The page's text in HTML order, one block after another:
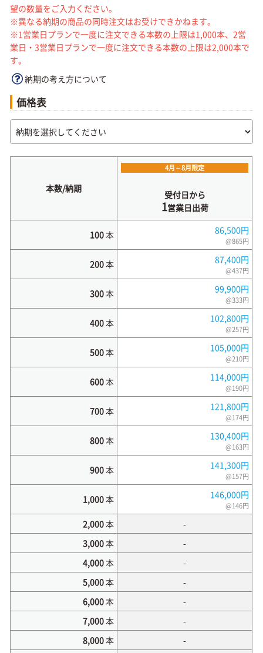
望の数量をご入力ください。
※異なる納期の商品の同時注文はお受けできかねます。
※1営業日プランで一度に注文できる本数の上限は1,000本、2営
業日・3営業日プランで一度に注文できる本数の上限は2,000本で
す。
納期の考え方について
価格表
本数/納期
4月～8月限定
受付日から
1営業日出荷
100本 86,500円
@865円
200本 87,400円
@437円
300本 99,900円
@333円
400本 102,800円
@257円
500本 105,000円
@210円
600本 114,000円
@190円
700本 121,800円
@174円
800本 130,400円
@163円
900本 141,300円
@157円
1,000本 146,000円
@146円
2,000本
-
3,000本
-
4,000本
-
5,000本
-
6,000本
-
7,000本
-
8,000本
-